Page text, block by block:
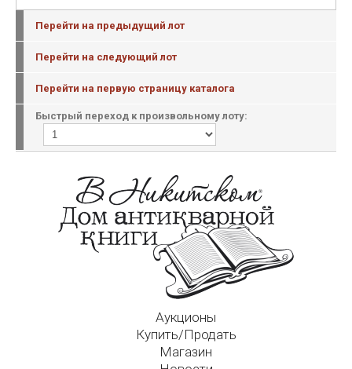
Перейти на предыдущий лот
Перейти на следующий лот
Перейти на первую страницу каталога
Быстрый переход к произвольному лоту:
Аукционы
Купить/Продать
Магазин